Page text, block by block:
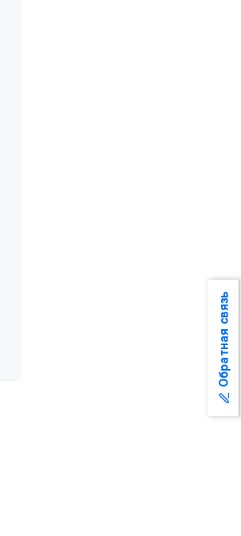
Обратная связь